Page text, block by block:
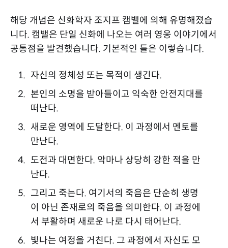
해당 개념은 신화학자 조지프 캠밸에 의해 유명해졌습
니다. 캠밸은 단일 신화에 나오는 여러 영웅 이야기에서
공통점을 발견했습니다. 기본적인 틀은 이렇습니다.
자신의 정체성 또는 목적이 생긴다.
본인의 소명을 받아들이고 익숙한 안전지대를
떠난다.
새로운 영역에 도달한다. 이 과정에서 멘토를
만난다.
도전과 대면한다. 악마나 상당히 강한 적을 만
난다.
그리고 죽는다. 여기서의 죽음은 단순히 생명
이 아닌 존재로의 죽음을 의미한다. 이 과정에
서 부활하며 새로운 나로 다시 태어난다.
빛나는 여정을 거친다. 그 과정에서 자신도 모